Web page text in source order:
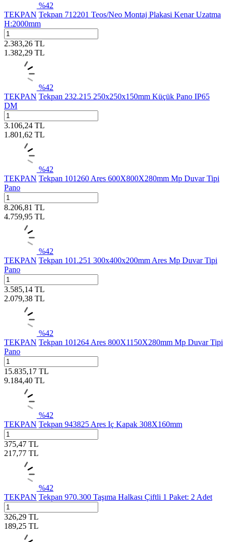
%42
TEKPAN Tekpan 712201 Teos/Neo Montaj Plakasi Kenar Uzatma
H:2000mm
2.383,26 TL
1.382,29 TL
%42
TEKPAN Tekpan 232.215 250x250x150mm Küçük Pano IP65
DM
3.106,24 TL
1.801,62 TL
%42
TEKPAN Tekpan 101260 Ares 600X800X280mm Mp Duvar Tipi
Pano
8.206,81 TL
4.759,95 TL
%42
TEKPAN Tekpan 101.251 300x400x200mm Ares Mp Duvar Tipi
Pano
3.585,14 TL
2.079,38 TL
%42
TEKPAN Tekpan 101264 Ares 800X1150X280mm Mp Duvar Tipi
Pano
15.835,17 TL
9.184,40 TL
%42
TEKPAN Tekpan 943825 Ares Iç Kapak 308X160mm
375,47 TL
217,77 TL
%42
TEKPAN Tekpan 970.300 Taşıma Halkası Çiftli 1 Paket: 2 Adet
326,29 TL
189,25 TL